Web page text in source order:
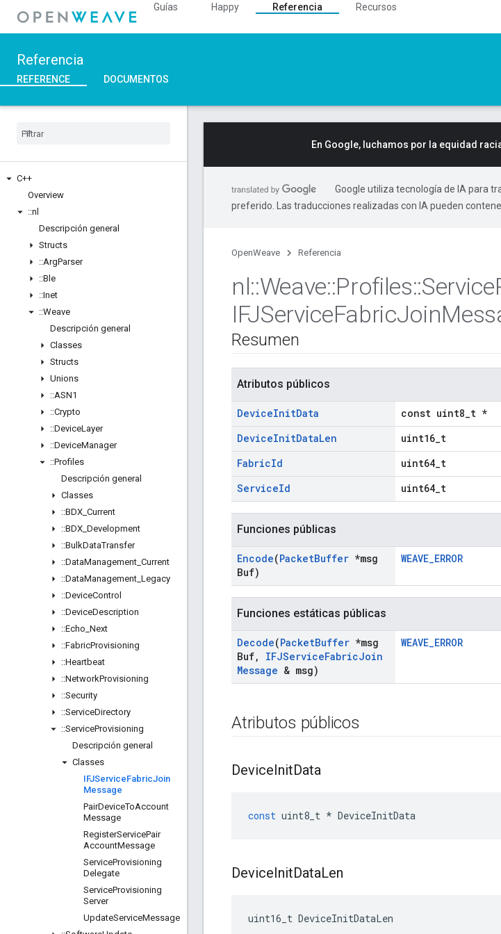
Guías Happy Referencia
Recursos
Referencia
REFERENCE DOCUMENTOS
C++
Overview
::nl
Descripción general
Structs
::ArgParser
::Ble
::Inet
::Weave
Descripción general
Classes
Structs
Unions
::ASN1
::Crypto
::DeviceLayer
::DeviceManager
::Profiles
Descripción general
Classes
::BDX Current
::BDX Development
::BulkDataTransfer
::DataManagement Current
::DataManagement Legacy
::DeviceControl
::DeviceDescription
::Echo Next
::FabricProvisioning
::Heartbeat
::NetworkProvisioning
::Security
::ServiceDirectory
::ServiceProvisioning
Descripción general
Classes
IFJServiceFabricJoin
Message
PairDeviceToAccount
Message
RegisterServicePair
AccountMessage
ServiceProvisioning
Delegate
ServiceProvisioning
Server
UpdateServiceMessage
En Google, luchamos por la equidad
Google utiliza tecnología de IA para
preferido. Las traducciones realizadas con IA pueden
OpenWeave Referencia
nl::Weave::Profiles::Service
IFJServiceFabricJoin
Resumen
Atributos públicos
DeviceInitData
const uint8_t *
DeviceInitDataLen
uint16_t
FabricId
uint64_t
ServiceId uint64_t
Funciones públicas
Encode(PacketBuffer *msg
Buf)
WEAVE_ERROR
Funciones estáticas públicas
Decode(PacketBuffer *msg
Buf, IFJServiceFabricJoin
Message & msg)
WEAVE_ERROR
Atributos públicos
DeviceInitData
const uint8_t * DeviceInitData
DeviceInitDataLen
uint16_t DeviceInitDataLen